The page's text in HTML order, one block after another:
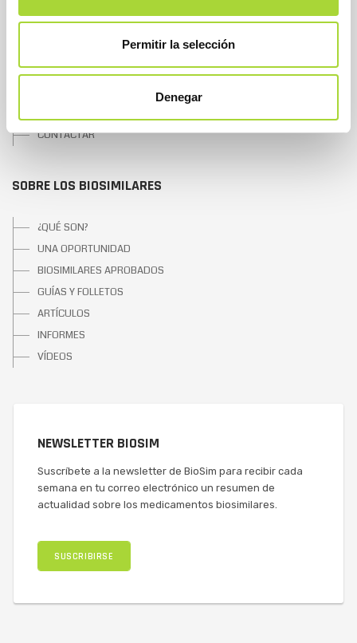
Permitir la selección
Denegar
JUNTA DIRECTIVA
ASOCIADOS
CONTACTAR
SOBRE LOS BIOSIMILARES
¿QUÉ SON?
UNA OPORTUNIDAD
BIOSIMILARES APROBADOS
GUÍAS Y FOLLETOS
ARTÍCULOS
INFORMES
VÍDEOS
NEWSLETTER BIOSIM
Suscríbete a la newsletter de BioSim para recibir cada
semana en tu correo electrónico un resumen de
actualidad sobre los medicamentos biosimilares.
SUSCRIBIRSE